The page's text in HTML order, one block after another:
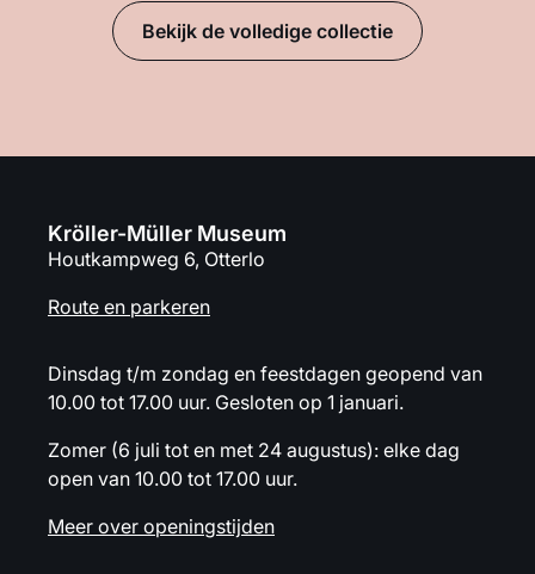
Bekijk de volledige collectie
Kröller-Müller Museum
Houtkampweg 6, Otterlo
Route en parkeren
Dinsdag t/m zondag en feestdagen geopend van
10.00 tot 17.00 uur. Gesloten op 1 januari.
Zomer (6 juli tot en met 24 augustus): elke dag
open van 10.00 tot 17.00 uur.
Meer over openingstijden